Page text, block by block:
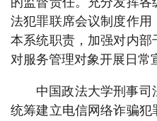
法犯罪联席会议制度作
本系统职责，加强对内
对服务管理对象开展日常
中国政法大学刑事司
统筹建立电信网络诈骗